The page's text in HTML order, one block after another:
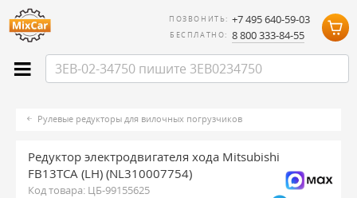
ПОЗВОНИТЬ: +7 495 640-59-03
БЕСПЛАТНО: 8 800 333-84-55
Рулевые редукторы для вилочных погрузчиков
Редуктор электродвигателя хода Mitsubishi
FB13TCA (LH) (NL310007754)
Код товара: ЦБ-99155625